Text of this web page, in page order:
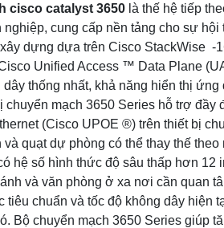
cisco catalyst 3650 là thế hệ tiếp
nghiệp, cung cấp nền tảng cho sự
dựng dựa trên Cisco StackWise -
Unified Access ™ Data Plane
dây thống nhất, khả năng hiển thị
chuyển mạch 3650 Series hỗ trợ đầy
(Cisco UPOE ®) trên thiết bị
và quạt dự phòng có thể thay thế
hệ số hình thức độ sâu thấp hơn 12
và văn phòng ở xa nơi cần quan
tiêu chuẩn và tốc độ không dây hiện
Bộ chuyển mạch 3650 Series giúp